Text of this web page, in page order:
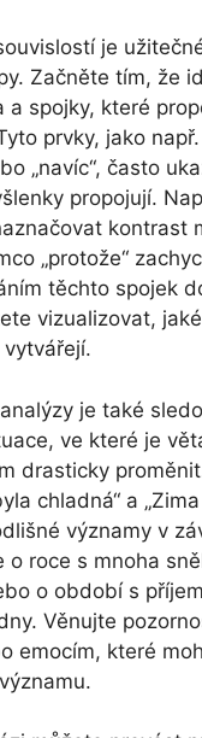
je
Začněte tím, že
a spojky, které
prvky, jako např.
„navíc“, často
propojují.
kontrast
„protože“
těchto spojek
vizualizovat,
je také
ve které je
drasticky
chladná“ a
významy v
o roce s mnoha
o období s
Věnujte
emocím, které